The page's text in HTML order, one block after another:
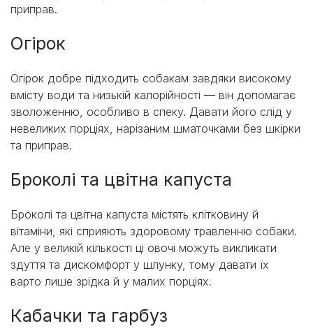
приправ.
Огірок
Огірок добре підходить собакам завдяки високому
вмісту води та низькій калорійності — він допомагає
зволоженню, особливо в спеку. Давати його слід у
невеликих порціях, нарізаним шматочками без шкірки
та приправ.
Броколі та цвітна капуста
Броколі та цвітна капуста містять клітковину й
вітаміни, які сприяють здоровому травленню собаки.
Але у великій кількості ці овочі можуть викликати
здуття та дискомфорт у шлунку, тому давати їх
варто лише зрідка й у малих порціях.
Кабачки та гарбуз